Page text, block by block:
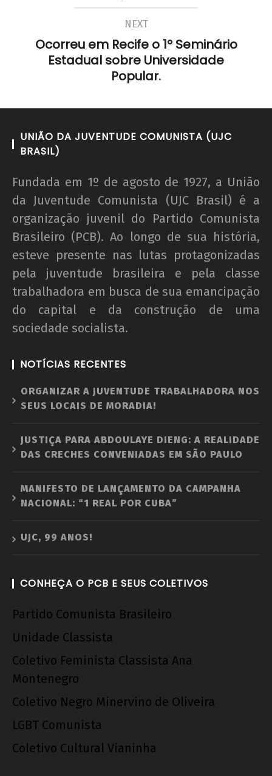
NEXT
Ocorreu em Recife o 1º Seminário
Estadual sobre Universidade
Popular.
UNIÃO DA JUVENTUDE COMUNISTA (UJC
BRASIL)
Fundada em 1º de agosto de 1927, a União
da Juventude Comunista (UJC Brasil) é a
organização juvenil do Partido Comunista
Brasileiro (PCB). Ao longo de sua história,
esteve presente nas lutas protagonizadas
pela juventude brasileira e pela classe
trabalhadora em busca de sua emancipação
do capital e da construção de uma
sociedade socialista.
NOTÍCIAS RECENTES
ORGANIZAR A JUVENTUDE TRABALHADORA NOS
SEUS LOCAIS DE MORADIA!
JUSTIÇA PARA ABDOULAYE DIENG: A REALIDADE
DAS CRECHES CONVENIADAS EM SÃO PAULO
MANIFESTO DE LANÇAMENTO DA CAMPANHA
NACIONAL: “1 REAL POR CUBA”
UJC, 99 ANOS!
CONHEÇA O PCB E SEUS COLETIVOS
Partido Comunista Brasileiro
Unidade Classista
Coletivo Feminista Classista Ana
Montenegro
Coletivo Negro Minervino de Oliveira
LGBT Comunista
Coletivo Cultural Vianinha